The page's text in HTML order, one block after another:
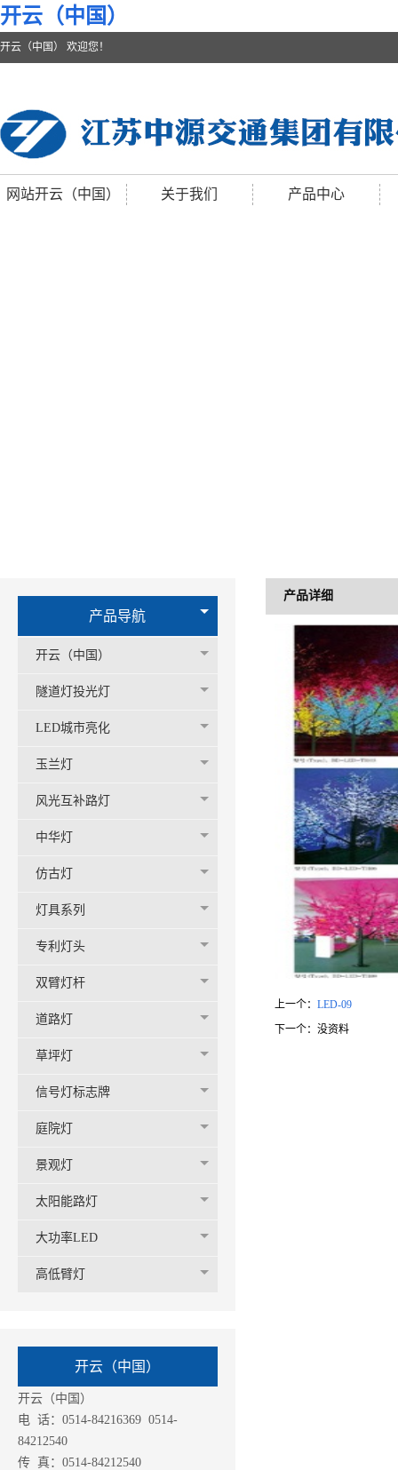
开云（中国）
开云（中国） 欢迎您！
网站开云（中国） 关于我们 产品中心
产品导航
开云（中国）
隧道灯投光灯
LED城市亮化
玉兰灯
风光互补路灯
中华灯
仿古灯
灯具系列
专利灯头
双臂灯杆
道路灯
草坪灯
信号灯标志牌
庭院灯
景观灯
太阳能路灯
大功率LED
高低臂灯
开云（中国）
开云（中国）
电 话：0514-84216369 0514-
84212540
传 真：0514-84212540
产品详细
上一个： LED-09
下一个： 没资料